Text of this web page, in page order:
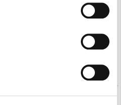
macht einfach keinen
Sekunden nur ständig zu